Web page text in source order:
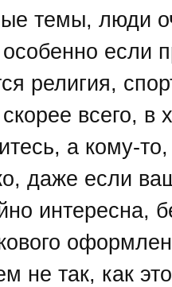
темы, люди
если
религия,
всего, в
а кому-
даже если
интересна,
не так, как